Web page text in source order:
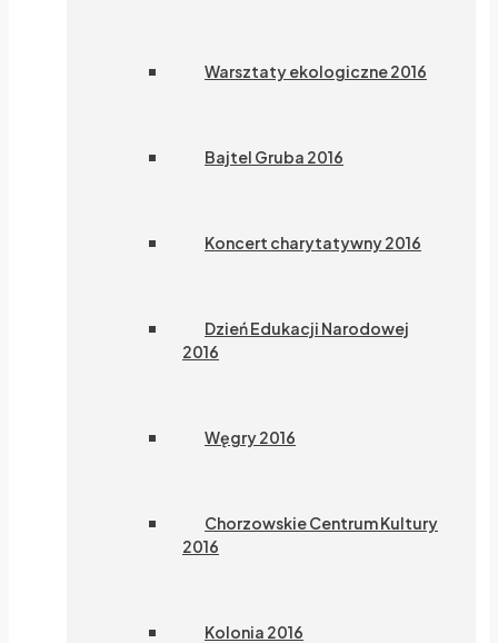
Warsztaty ekologiczne 2016
Bajtel Gruba 2016
Koncert charytatywny 2016
Dzień Edukacji Narodowej
2016
Węgry 2016
Chorzowskie Centrum Kultury
2016
Kolonia 2016